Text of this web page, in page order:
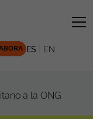
ES EN
a la ONG